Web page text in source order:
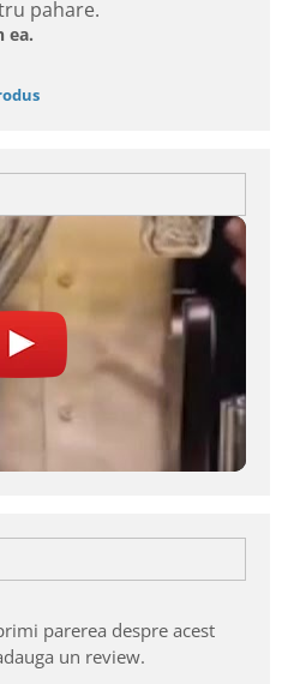
pahare.
ea.
parerea despre acest
un review.